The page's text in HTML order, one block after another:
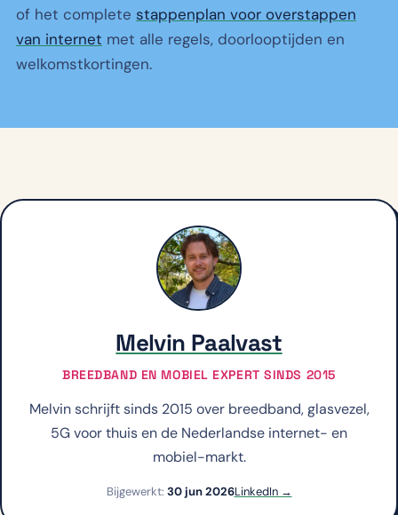
of het complete stappenplan voor overstappen
van internet met alle regels, doorlooptijden en
welkomstkortingen.
Melvin Paalvast
BREEDBAND EN MOBIEL EXPERT SINDS 2015
Melvin schrijft sinds 2015 over breedband, glasvezel,
5G voor thuis en de Nederlandse internet- en
mobiel-markt.
Bijgewerkt: 30 jun 2026LinkedIn →